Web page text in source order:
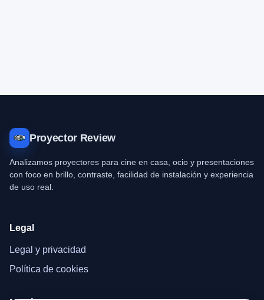
Proyector Review
Analizamos proyectores para cine en casa, ocio y presentaciones
con foco en brillo, contraste, facilidad de instalación y experiencia
de uso real.
Legal
Legal y privacidad
Política de cookies